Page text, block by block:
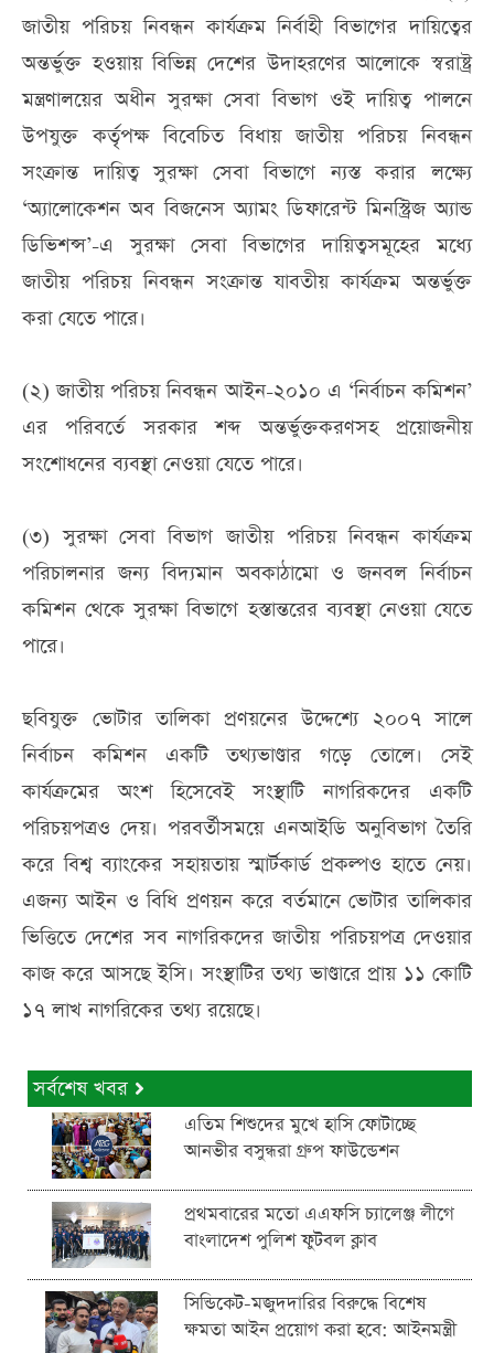
জাতীয় পরিচয় নিবন্ধন কার্যক্রম নির্বাহী বিভাগের দায়িত্বের
অন্তর্ভুক্ত হওয়ায় বিভিন্ন দেশের উদাহরণের আলোকে স্বরাষ্ট্র
মন্ত্রণালয়ের অধীন সুরক্ষা সেবা বিভাগ ওই দায়িত্ব পালনে
উপযুক্ত কর্তৃপক্ষ বিবেচিত বিধায় জাতীয় পরিচয় নিবন্ধন
সংক্রান্ত দায়িত্ব সুরক্ষা সেবা বিভাগে ন্যস্ত করার লক্ষ্যে
‘অ্যালোকেশন অব বিজনেস অ্যামং ডিফারেন্ট মিনস্ট্রিজ অ্যান্ড
ডিভিশন্স’-এ সুরক্ষা সেবা বিভাগের দায়িত্বসমূহের মধ্যে
জাতীয় পরিচয় নিবন্ধন সংক্রান্ত যাবতীয় কার্যক্রম অন্তর্ভুক্ত
করা যেতে পারে।
(২) জাতীয় পরিচয় নিবন্ধন আইন-২০১০ এ ‘নির্বাচন কমিশন’
এর পরিবর্তে সরকার শব্দ অন্তর্ভুক্তকরণসহ প্রয়োজনীয়
সংশোধনের ব্যবস্থা নেওয়া যেতে পারে।
(৩) সুরক্ষা সেবা বিভাগ জাতীয় পরিচয় নিবন্ধন কার্যক্রম
পরিচালনার জন্য বিদ্যমান অবকাঠামো ও জনবল নির্বাচন
কমিশন থেকে সুরক্ষা বিভাগে হস্তান্তরের ব্যবস্থা নেওয়া যেতে
পারে।
ছবিযুক্ত ভোটার তালিকা প্রণয়নের উদ্দেশ্যে ২০০৭ সালে
নির্বাচন কমিশন একটি তথ্যভাণ্ডার গড়ে তোলে। সেই
কার্যক্রমের অংশ হিসেবেই সংস্থাটি নাগরিকদের একটি
পরিচয়পত্রও দেয়। পরবর্তীসময়ে এনআইডি অনুবিভাগ তৈরি
করে বিশ্ব ব্যাংকের সহায়তায় স্মার্টকার্ড প্রকল্পও হাতে নেয়।
এজন্য আইন ও বিধি প্রণয়ন করে বর্তমানে ভোটার তালিকার
ভিত্তিতে দেশের সব নাগরিকদের জাতীয় পরিচয়পত্র দেওয়ার
কাজ করে আসছে ইসি। সংস্থাটির তথ্য ভাণ্ডারে প্রায় ১১ কোটি
১৭ লাখ নাগরিকের তথ্য রয়েছে।
সর্বশেষ খবর
এতিম শিশুদের মুখে হাসি ফোটাচ্ছে
আনভীর বসুন্ধরা গ্রুপ ফাউন্ডেশন
প্রথমবারের মতো এএফসি চ্যালেঞ্জ লীগে
বাংলাদেশ পুলিশ ফুটবল ক্লাব
সিন্ডিকেট-মজুদদারির বিরুদ্ধে বিশেষ
ক্ষমতা আইন প্রয়োগ করা হবে: আইনমন্ত্রী